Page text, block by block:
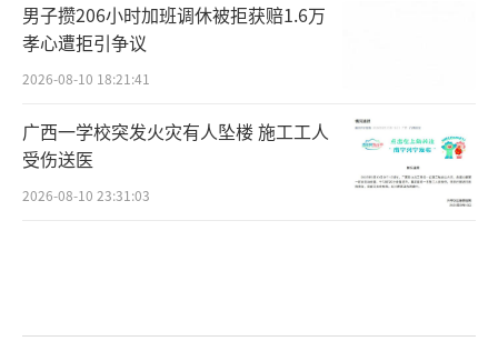
男子攒206小时加班调休被拒获赔1.6万
孝心遭拒引争议
2026-08-10 18:21:41
广西一学校突发火灾有人坠楼 施工工人
受伤送医
2026-08-10 23:31:03